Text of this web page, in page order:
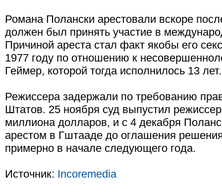
Романа Полански арестовали вскоре
должен был принять участие в
Причиной ареста стал факт якобы его
1977 году по отношению к
Геймер, которой тогда исполнилось 13 лет.
Режиссера задержали по требованию
Штатов. 25 ноября суд выпустил
миллиона долларов, и с 4 декабря
арестом в Гштааде до оглашения
примерно в начале следующего года.
Источник: Incoremedia